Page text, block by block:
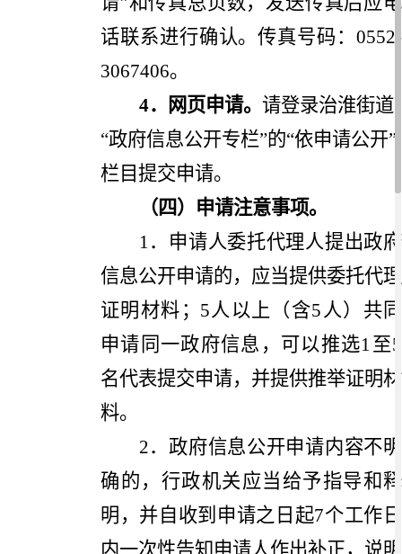
话联系进行确认。传真号码： 0552-
3067406。
4．网页申请。 请登录治淮街道
“政府信息公开专栏”的“依申请公开”
栏目提交申请。
（四）申请注意事项。
1 ．申请人委托代理人提出政府
信息公开申请的，应当提供委托代理
证明材料； 5 人以上（含5 人）共同
申请同一政府信息，可以推选1 至5
名代表提交申请，并提供推举证明材
料。
2．政府信息公开申请内容不明
确的，行政机关应当给予指导和释
明，并自收到申请之日起7个工作日
内一次性告知申请人作出补正，说明